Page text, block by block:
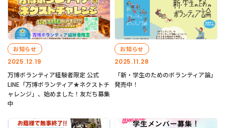
2025.12.19
お知らせ
万博ボランティア経験者限定 公式
LINE「万博ボランティア★ネクストチ
ャレンジ」、始めました！友だち募集
中
2025.11.28
お知らせ
「新・学生のためのボランティア論」
発売中！